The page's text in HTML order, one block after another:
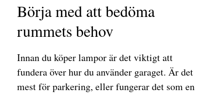
Börja med att bedöma
rummets behov
Innan du köper lampor är det viktigt att
fundera över hur du använder garaget. Är det
mest för parkering, eller fungerar det som en